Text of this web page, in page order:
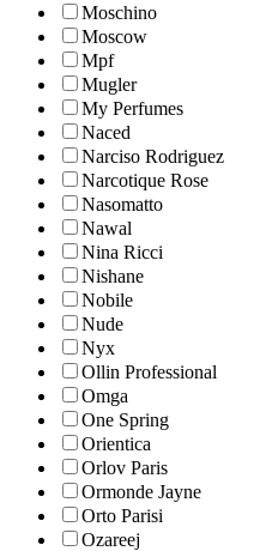
Moschino
Moscow
Mpf
Mugler
My Perfumes
Naced
Narciso Rodriguez
Narcotique Rose
Nasomatto
Nawal
Nina Ricci
Nishane
Nobile
Nude
Nyx
Ollin Professional
Omga
One Spring
Orientica
Orlov Paris
Ormonde Jayne
Orto Parisi
Ozareej